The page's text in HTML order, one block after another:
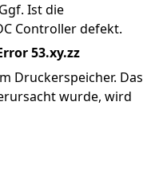
Ist die
Controller defekt.
53.xy.zz
Druckerspeicher. Das
wurde, wird